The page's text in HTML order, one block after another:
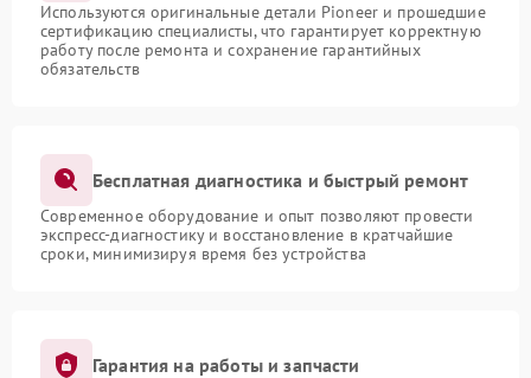
Используются оригинальные детали Pioneer и прошедшие
сертификацию специалисты, что гарантирует корректную
работу после ремонта и сохранение гарантийных
обязательств
Бесплатная диагностика и быстрый ремонт
Современное оборудование и опыт позволяют провести
экспресс-диагностику и восстановление в кратчайшие
сроки, минимизируя время без устройства
Гарантия на работы и запчасти